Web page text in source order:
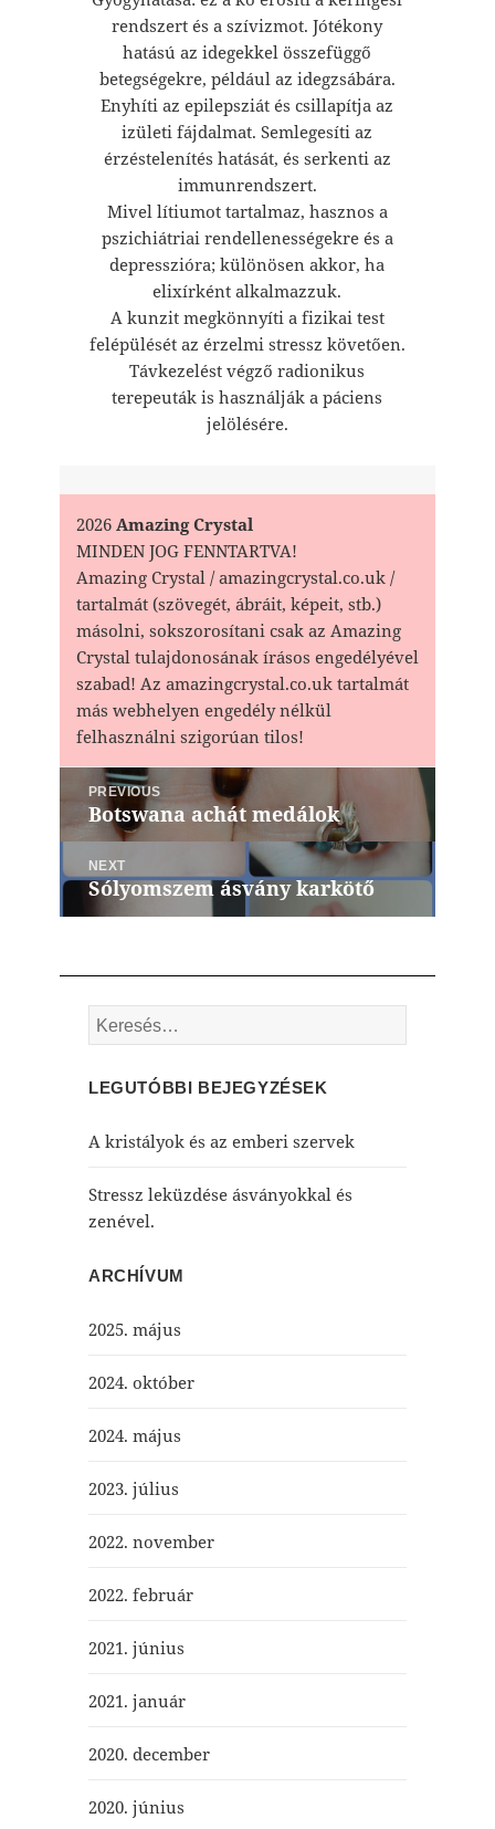
rendszert és a szívizmot. Jótékony
hatású az idegekkel összefüggő
betegségekre, például az idegzsábára.
Enyhíti az epilepsziát és csillapítja az
izületi fájdalmat. Semlegesíti az
érzéstelenítés hatását, és serkenti az
immunrendszert.
Mivel lítiumot tartalmaz, hasznos a
pszichiátriai rendellenességekre és a
depresszióra; különösen akkor, ha
elixírként alkalmazzuk.
A kunzit megkönnyíti a fizikai test
felépülését az érzelmi stressz követően.
Távkezelést végző radionikus
terepeuták is használják a páciens
jelölésére.
2026Amazing Crystal
MINDEN JOG FENNTARTVA!
Amazing Crystal / amazingcrystal.co.uk /
tartalmát (szövegét, ábráit, képeit, stb.)
másolni, sokszorosítani csak az Amazing
Crystal tulajdonosának írásos engedélyével
szabad! Az amazingcrystal.co.uk tartalmát
más webhelyen engedély nélkül
felhasználni szigorúan tilos!
Bejegyzés
navigáció
PREVIOUS
Previous
post:
Botswana achát medálok
NEXT
Next
post:
Sólyomszem ásvány karkötő
Keresés:
LEGUTÓBBI BEJEGYZÉSEK
A kristályok és az emberi szervek
Stressz leküzdése ásványokkal és
zenével.
ARCHÍVUM
2025. május
2024. október
2024. május
2023. július
2022. november
2022. február
2021. június
2021. január
2020. december
2020. június